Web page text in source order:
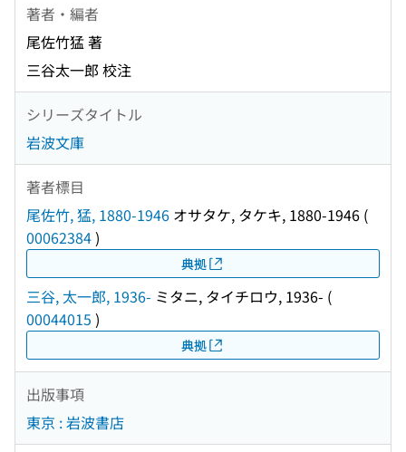
著者・編者
尾佐竹猛 著
三谷太一郎 校注
シリーズタイトル
岩波文庫
著者標目
尾佐竹, 猛, 1880-1946 オサタケ, タケキ, 1880-1946 (
00062384)
典拠
三谷, 太一郎, 1936- ミタニ, タイチロウ, 1936- (
00044015 )
典拠
出版事項
東京 : 岩波書店